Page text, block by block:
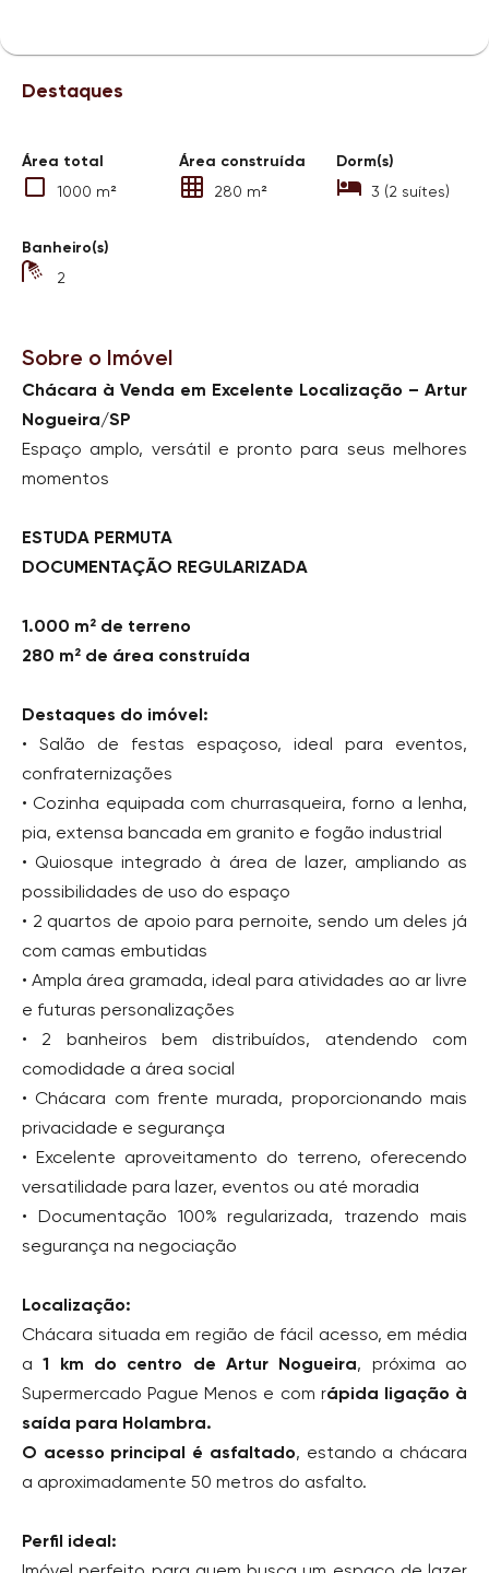
Destaques
Área total
1000 m²
Área construída
280 m²
Dorm(s)
3 (2 suítes)
Banheiro(s)
2
Sobre o Imóvel
Chácara à Venda em Excelente Localização – Artur
Nogueira/SP
Espaço amplo, versátil e pronto para seus melhores
momentos
ESTUDA PERMUTA
DOCUMENTAÇÃO REGULARIZADA
1.000 m² de terreno
280 m² de área construída
Destaques do imóvel:
• Salão de festas espaçoso, ideal para eventos,
confraternizações
• Cozinha equipada com churrasqueira, forno a lenha,
pia, extensa bancada em granito e fogão industrial
• Quiosque integrado à área de lazer, ampliando as
possibilidades de uso do espaço
• 2 quartos de apoio para pernoite, sendo um deles já
com camas embutidas
• Ampla área gramada, ideal para atividades ao ar livre
e futuras personalizações
• 2 banheiros bem distribuídos, atendendo com
comodidade a área social
• Chácara com frente murada, proporcionando mais
privacidade e segurança
• Excelente aproveitamento do terreno, oferecendo
versatilidade para lazer, eventos ou até moradia
• Documentação 100% regularizada, trazendo mais
segurança na negociação
Localização:
Chácara situada em região de fácil acesso, em média
a1 km do centro de Artur Nogueira, próxima ao
Supermercado Pague Menos e com rápida ligação à
saída para Holambra.
O acesso principal é asfaltado, estando a chácara
a aproximadamente 50 metros do asfalto.
Perfil ideal: